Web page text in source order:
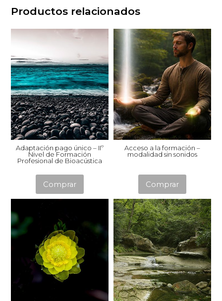
Productos relacionados
Adaptación pago único – IIº
Nivel de Formación
Profesional de Bioacústica
Comprar
Acceso a la formación –
modalidad sin sonidos
Comprar